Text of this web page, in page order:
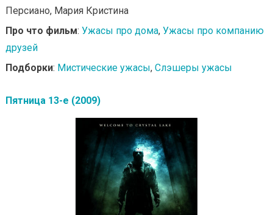
Персиано, Мария Кристина
Про что фильм: Ужасы про дома, Ужасы про компанию
друзей
Подборки: Мистические ужасы, Слэшеры ужасы
Пятница 13-е (2009)